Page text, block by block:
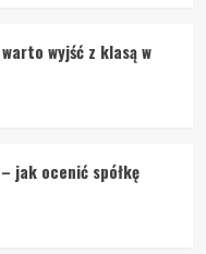
wyjść z klasą w
jak ocenić spółkę